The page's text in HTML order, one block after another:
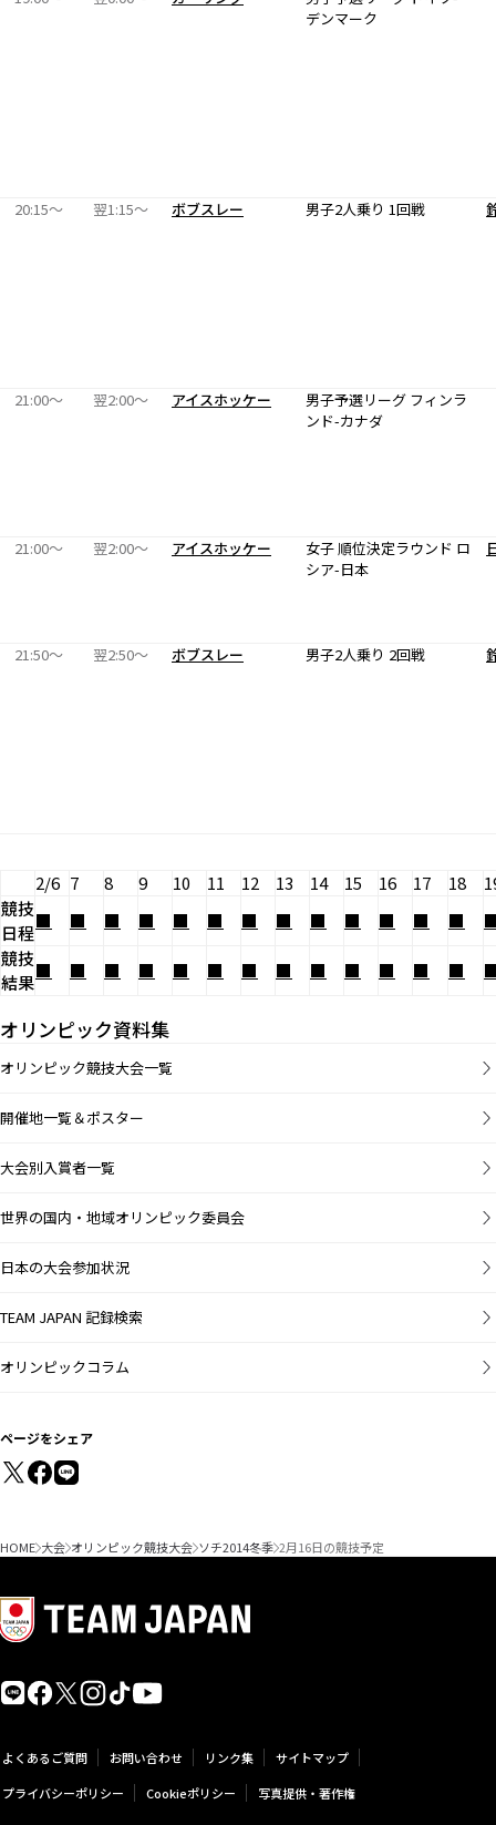
デンマーク
20:15〜 翌1:15〜 ボブスレー 男子2人乗り 1回戦
21:00〜 翌2:00〜 アイスホッケー
男子予選リーグ フィンラ
ンド-カナダ
21:00〜 翌2:00〜 アイスホッケー
女子 順位決定ラウンド ロ
シア-日本
21:50〜 翌2:50〜 ボブスレー 男子2人乗り 2回戦
2/6 7 8 9 10 11 12 13 14 15 16 17 18
競技
日程
■ ■ ■ ■ ■ ■ ■ ■ ■ ■ ■ ■ ■
競技
結果
■ ■ ■ ■ ■ ■ ■ ■ ■ ■ ■ ■ ■
オリンピック資料集
オリンピック競技大会一覧
開催地一覧＆ポスター
大会別入賞者一覧
世界の国内・地域オリンピック委員会
日本の大会参加状況
TEAM JAPAN 記録検索
オリンピックコラム
ページをシェア
HOME 大会 オリンピック競技大会 ソチ2014冬季 2月16日の競技予定
よくあるご質問 お問い合わせ リンク集
サイトマップ
プライバシーポリシー
Cookieポリシー 写真提供・著作権